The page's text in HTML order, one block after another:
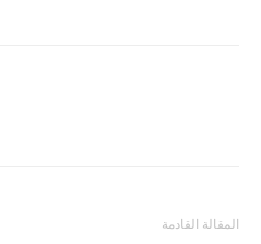
المقالة القادمة